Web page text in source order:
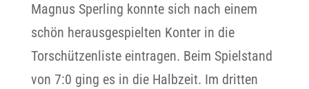
Magnus Sperling konnte sich nach einem
schön herausgespielten Konter in die
Torschützenliste eintragen. Beim Spielstand
von 7:0 ging es in die Halbzeit. Im dritten